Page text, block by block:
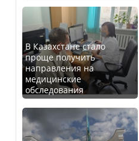
В Казахстане стало
проще получить
направления на
медицинские
обследования